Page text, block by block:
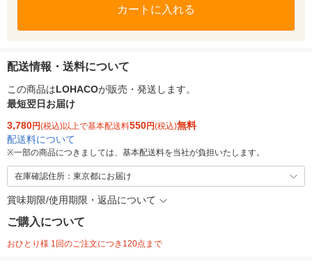
カートに入れる
配送情報・送料について
この商品はLOHACOが販売・発送します。
最短翌日お届け
3,780円(税込)以上で基本配送料550円(税込)無料
配送料について
※一部の商品につきましては、基本配送料を当社が負担いたします。
在庫確認住所：東京都にお届け
賞味期限/使用期限・返品について
ご購入について
おひとり様 1回のご注文につき120点まで